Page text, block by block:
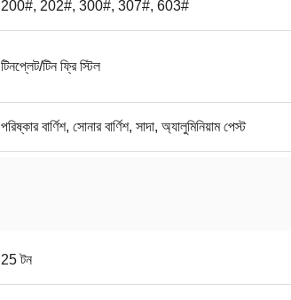
200#, 202#, 300#, 307#, 603#
টিনপ্লেট/টিন ফ্রি স্টিল
পরিষ্কার বার্ণিশ, সোনার বার্ণিশ, সাদা, অ্যালুমিনিয়াম পেস্ট
25 টন